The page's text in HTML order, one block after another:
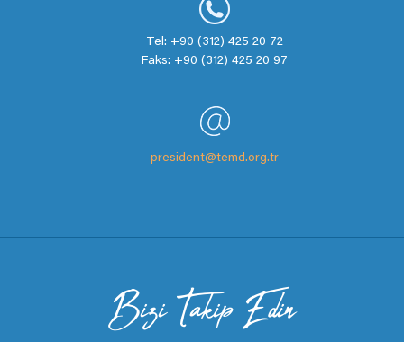
Tel: +90 (312) 425 20 72
Faks: +90 (312) 425 20 97
president@temd.org.tr
Bizi Takip Edin